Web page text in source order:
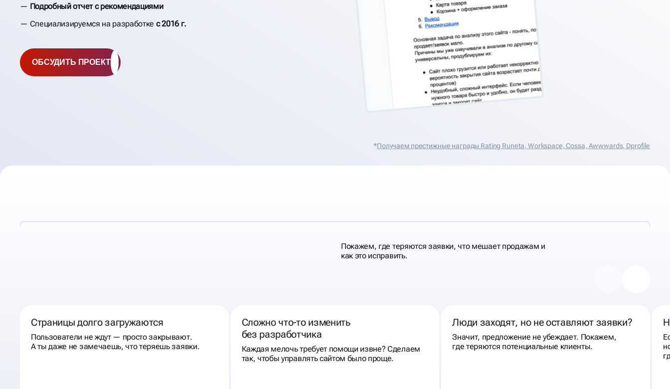
Подробный отчет с рекомендациями
Специализируемся на разработке с 2016 г.
ОБСУДИТЬ ПРОЕКТ
*Получаем престижные награды Rating Runeta, Workspace, Cossa, Аwwwards, Dprofile
Покажем, где теряются заявки, что мешает продажам и
как это исправить.
Страницы долго загружаются
Пользователи не ждут — просто закрывают.
А ты даже не замечаешь, что теряешь заявки.
Сложно что‑то изменить
без разработчика
Каждая мелочь требует помощи извне? Сделаем
так, чтобы управлять сайтом было проще.
Люди заходят, но не оставляют заявки?
Значит, предложение не убеждает. Покажем,
где теряются потенциальные клиенты.